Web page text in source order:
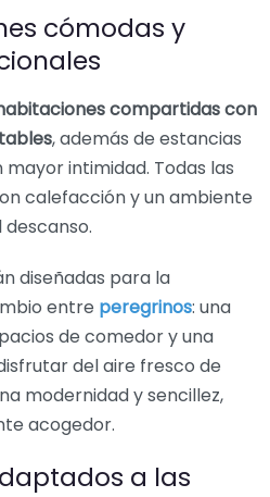
cómodas y
compartidas con
, además de estancias
intimidad. Todas las
calefacción y un ambiente
diseñadas para la
entre peregrinos: una
de comedor y una
del aire fresco de
modernidad y sencillez,
acogedor.
a las